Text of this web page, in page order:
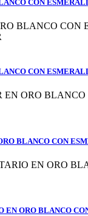
CON
CON
BLANCO CON
EN ORO BLANCO